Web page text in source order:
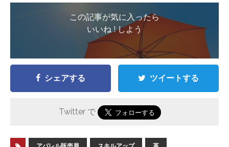
この記事が気に入ったら
いいね ! しよう
シェアする ツイートする
Twitter で